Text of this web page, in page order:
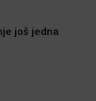
još jedna